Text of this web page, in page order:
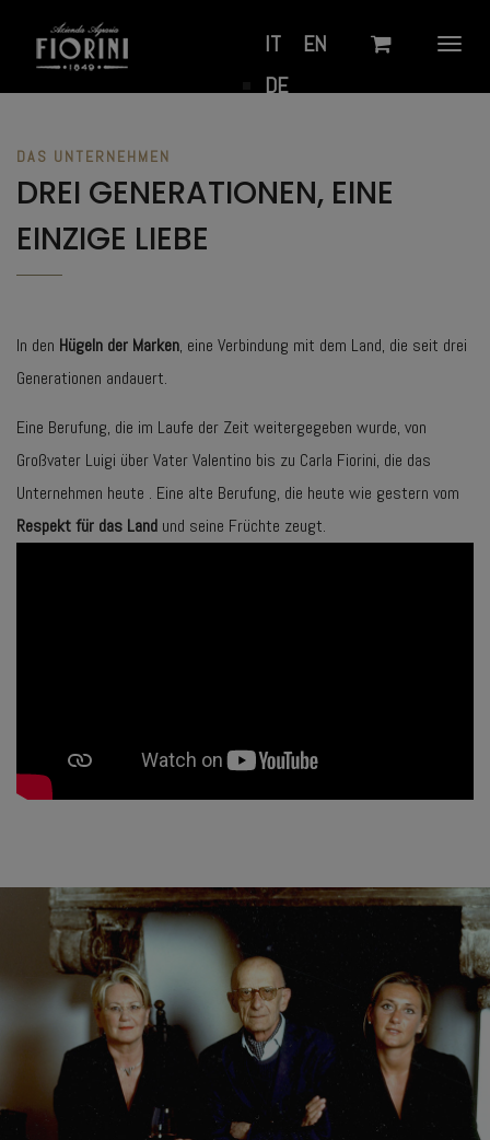
IT
EN
DE
DAS UNTERNEHMEN
DREI GENERATIONEN, EINE
EINZIGE LIEBE
In den Hügeln der Marken, eine Verbindung mit dem Land, die seit drei
Generationen andauert.
Eine Berufung, die im Laufe der Zeit weitergegeben wurde, von
Großvater Luigi über Vater Valentino bis zu Carla Fiorini, die das
Unternehmen heute . Eine alte Berufung, die heute wie gestern vom
Respekt für das Land und seine Früchte zeugt.